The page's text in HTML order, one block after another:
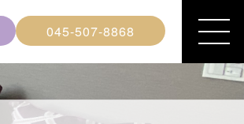
045-507-8868